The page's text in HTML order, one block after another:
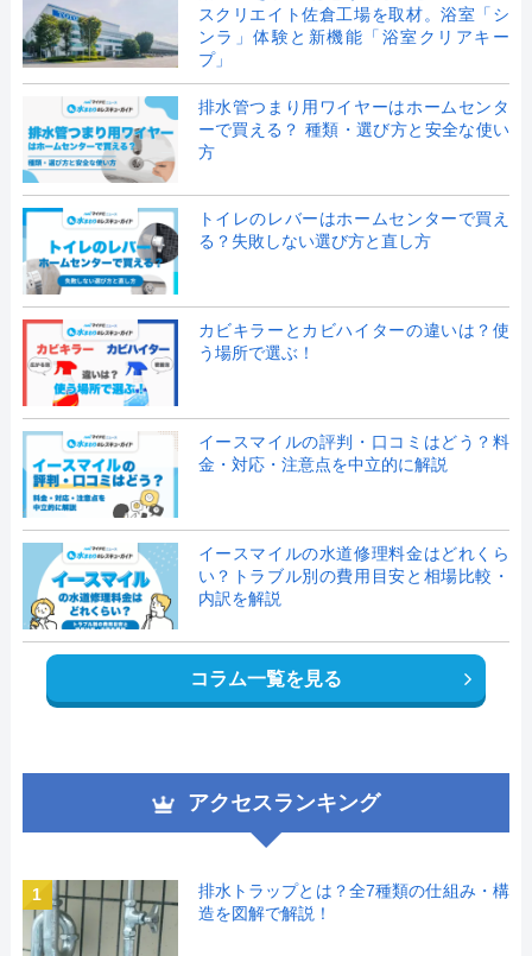
スクリエイト佐倉工場を取材。浴室「シ
ンラ」体験と新機能「浴室クリアキー
プ」
排水管つまり用ワイヤーはホームセンタ
ーで買える？ 種類・選び方と安全な使い
方
トイレのレバーはホームセンターで買え
る？失敗しない選び方と直し方
カビキラーとカビハイターの違いは？使
う場所で選ぶ！
イースマイルの評判・口コミはどう？料
金・対応・注意点を中立的に解説
イースマイルの水道修理料金はどれくら
い？トラブル別の費用目安と相場比較・
内訳を解説
コラム一覧を見る
アクセスランキング
1
排水トラップとは？全7種類の仕組み・構
造を図解で解説！